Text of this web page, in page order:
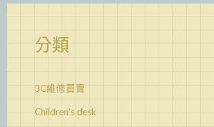
分類
3C維修買賣
Children's desk